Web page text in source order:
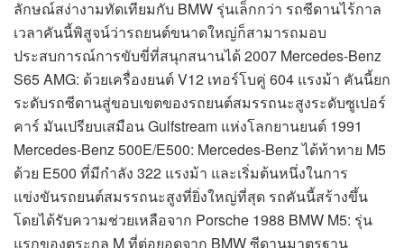
ลักษณ์สง่างามทัดเทียมกับ BMW รุ่นเล็กกว่า รถซีดานไร้กาล
เวลาคันนี้พิสูจน์ว่ารถยนต์ขนาดใหญ่ก็สามารถมอบ
ประสบการณ์การขับขี่ที่สนุกสนานได้ 2007 Mercedes-Benz
S65 AMG: ด้วยเครื่องยนต์ V12 เทอร์โบคู่ 604 แรงม้า คันนี้ยก
ระดับรถซีดานสู่ขอบเขตของรถยนต์สมรรถนะสูงระดับซูเปอร์
คาร์ มันเปรียบเสมือน Gulfstream แห่งโลกยานยนต์ 1991
Mercedes-Benz 500E/E500: Mercedes-Benz ได้ท้าทาย M5
ด้วย E500 ที่มีกำลัง 322 แรงม้า และเริ่มต้นหนึ่งในการ
แข่งขันรถยนต์สมรรถนะสูงที่ยิ่งใหญ่ที่สุด รถคันนี้สร้างขึ้น
โดยได้รับความช่วยเหลือจาก Porsche 1988 BMW M5: รุ่น
แรกของตระกูล M ที่ต่อยอดจาก BMW ซีดานมาตรฐาน